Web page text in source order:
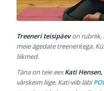
Treeneri teisipäevon rubriik,
meie ägedate treeneritega.
liikmed.
Täna on teie eesKati Hensen,
värskeim liige. Kati viib läbi